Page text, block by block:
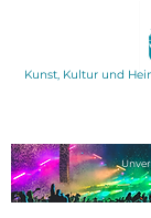
Kunst, Kultur und